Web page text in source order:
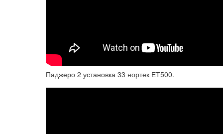
Паджеро 2 установка 33 нортек ЕТ500.